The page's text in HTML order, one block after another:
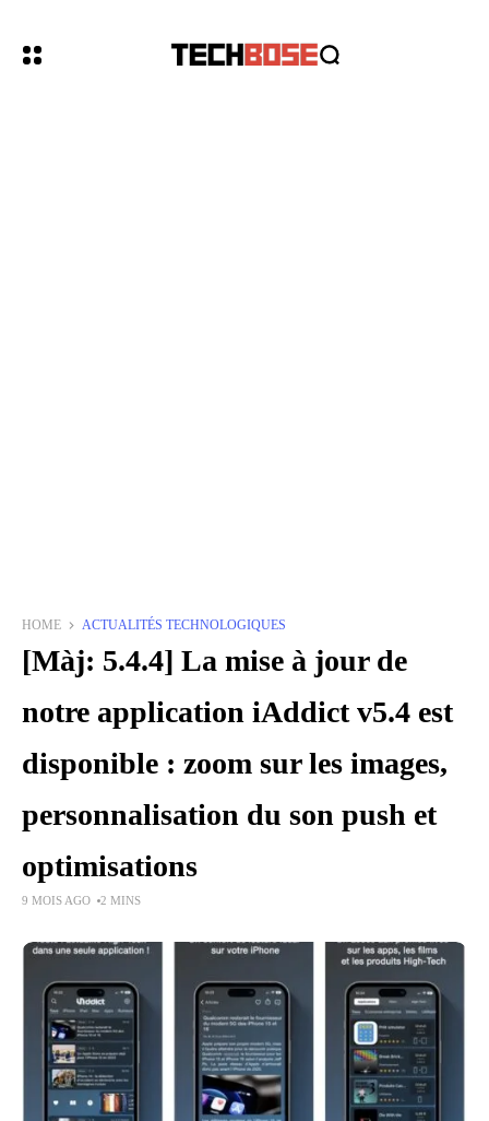
HOME ACTUALITÉS TECHNOLOGIQUES
[Màj: 5.4.4] La mise à jour de
notre application iAddict v5.4 est
disponible : zoom sur les images,
personnalisation du son push et
optimisations
9 MOIS AGO 2 MINS